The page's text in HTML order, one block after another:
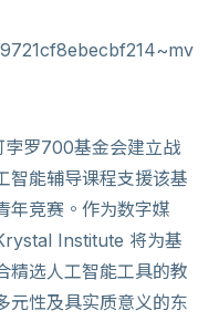
罗700基金会建立战
智能辅导课程支援该基
年竞赛。作为数字媒
Institute 将为基
精选人工智能工具的教
元性及具实质意义的东